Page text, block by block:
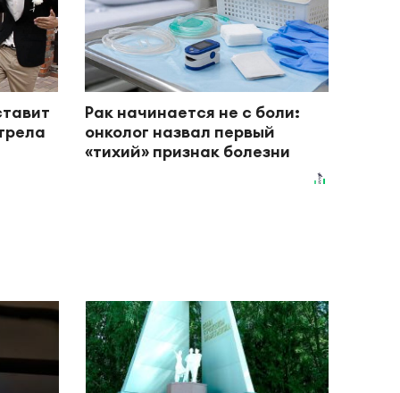
Рак начинается не с боли:
онколог назвал первый
«тихий» признак болезни